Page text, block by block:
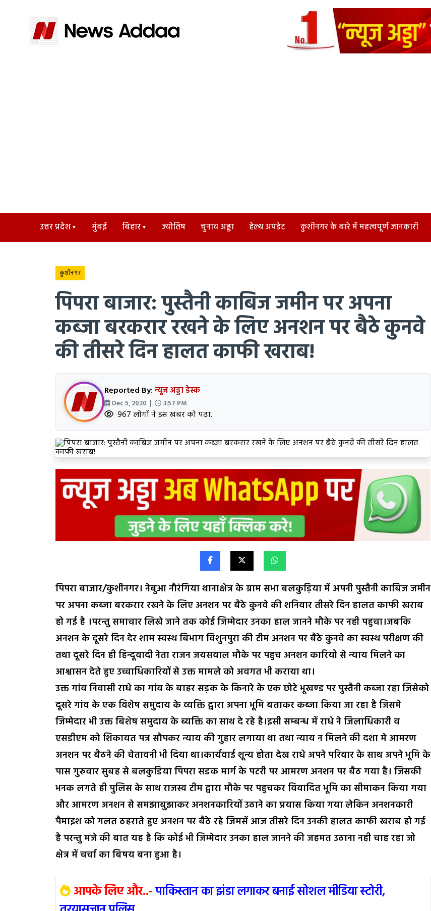
उत्तर प्रदेश मुंबई बिहार ज्योतिष चुनाव अड्डा हेल्थ अपडेट कुशीनगर के बारे में महत्वपूर्ण जानकारी
कुशीनगर
पिपरा बाजार: पुस्तैनी काबिज जमीन पर अपना
कब्जा बरकरार रखने के लिए अनशन पर बैठे कुनवे
की तीसरे दिन हालत काफी खराब!
Reported By:न्यूज अड्डा डेस्क
Dec 5, 2020 | 3:57 PM
967 लोगों ने इस खबर को पढ़ा.
पिपरा बाजार/कुशीनगर। नेबुआ नौरंगिया थानाक्षेत्र के ग्राम सभा बलकुड़िया में अपनी पुस्तैनी काबिज जमीन
पर अपना कब्जा बरकरार रखने के लिए अनशन पर बैठे कुनवे की शनिवार तीसरे दिन हालत काफी खराब
हो गई है ।परन्तु समाचार लिखे जाने तक कोई जिम्मेदार उनका हाल जानने मौके पर नही पहुचा।जबकि
अनशन के दूसरे दिन देर शाम स्वस्थ बिभाग विशुनपुरा की टीम अनशन पर बैठे कुनवे का स्वस्थ परीक्षण की
तथा दूसरे दिन ही हिन्दूवादी नेता राजन जयसवाल मौके पर पहुच अनशन कारियो से न्याय मिलने का
आश्वासन देते हुए उच्चाधिकारियों से उक्त मामले को अवगत भी कराया था।
उक्त गांव निवासी राधे का गांव के बाहर सड़क के किनारे के एक छोटे भूखण्ड पर पुस्तैनी कब्जा रहा जिसेको
दूसरे गांव के एक विशेष समुदाय के व्यक्ति द्वारा अपना भूमि बताकर कब्जा किया जा रहा है जिसमे
जिम्मेदार भी उक्त बिशेष समुदाय के ब्यक्ति का साथ दे रहे है।इसी सम्बन्ध में राधे ने जिलाधिकारी व
एसडीएम को शिकायत पत्र सौपकर न्याय की गुहार लगाया था तथा न्याय न मिलने की दशा मे आमरण
अनशन पर बैठने की चेतावनी भी दिया था।कार्यवाई शून्य होता देख राधे अपने परिवार के साथ अपने भूमि के
पास गुरुवार सुबह से बलकुडिया पिपरा सडक मार्ग के पटरी पर आमरण अनशन पर बैठ गया है। जिसकी
भनक लगते ही पुलिस के साथ राजस्व टीम द्वारा मौके पर पहुचकर विवादित भूमि का सीमाकन किया गया
और आमरण अनशन से समझाबुझाकर अनशनकारियों उठाने का प्रयास किया गया लेकिन अनशनकारी
पैमाइश को गलत ठहराते हुए अनशन पर बैठे रहे जिमसें आज तीसरे दिन उनकी हालत काफी खराब हो गई
है परन्तु मजे की बात यह है कि कोई भी जिम्मेदार उनका हाल जानने की जहमत उठाना नही चाह रहा जो
क्षेत्र में चर्चा का बिषय बना हुआ है।
आपके लिए और..-पाकिस्तान का झंडा लगाकर बनाई सोशल मीडिया स्टोरी,